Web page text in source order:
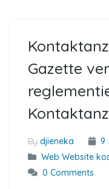
Gazette
By djieneka
9
Web Website
0 Comments